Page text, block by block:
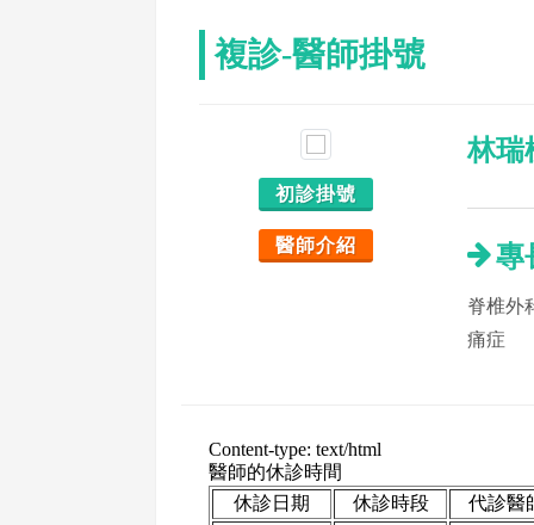
複診-醫師掛號
初診掛號
醫師介紹
林瑞
專
脊椎外
痛症